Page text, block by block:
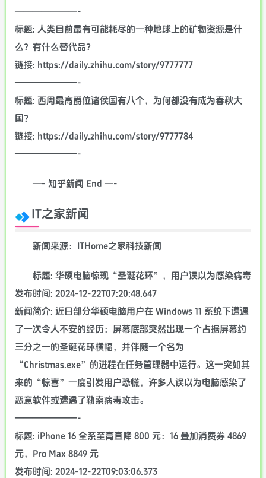
———————-
标题: 人类目前最有可能耗尽的一种地球上的矿物资源是什
么？有什么替代品？
链接: https://daily.zhihu.com/story/9777777
———————-
标题: 西周最高爵位诸侯国有八个，为何都没有成为春秋大
国？
链接: https://daily.zhihu.com/story/9777784
———————-
—- 知乎新闻 End —-
IT之家新闻
新闻来源：ITHome之家科技新闻
标题: 华硕电脑惊现“圣诞花环”，用户误以为感染病毒
发布时间: 2024-12-22T07:20:48.647
新闻简介: 近日部分华硕电脑用户在 Windows 11 系统下遭遇
了一次令人不安的经历：屏幕底部突然出现一个占据屏幕约
三分之一的圣诞花环横幅，并伴随一个名为
“Christmas.exe”的进程在任务管理器中运行。这一突如其
来的“惊喜”一度引发用户恐慌，许多人误以为电脑感染了
恶意软件或遭遇了勒索病毒攻击。
———————-
标题: iPhone 16 全系至高直降 800 元：16 叠加消费券 4869
元，Pro Max 8849 元
发布时间: 2024-12-22T09:03:06.373